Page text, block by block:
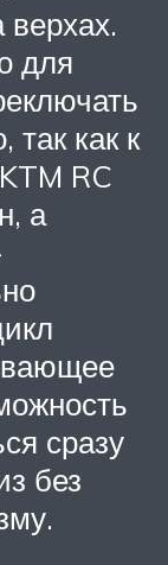
для
так как к
RC
а
сразу
без